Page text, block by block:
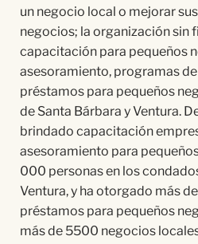
un negocio local o mejorar
negocios; la organización sin
capacitación para pequeños
asesoramiento, programas
préstamos para pequeños
de Santa Bárbara y Ventura.
brindado capacitación
asesoramiento para
000 personas en los
Ventura, y ha otorgado más
préstamos para pequeños
más de 5500 negocios